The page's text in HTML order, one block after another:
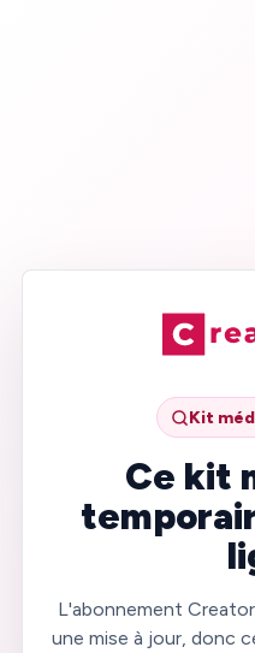
Kit
Ce kit
L'abonnement
une mise à jour, donc